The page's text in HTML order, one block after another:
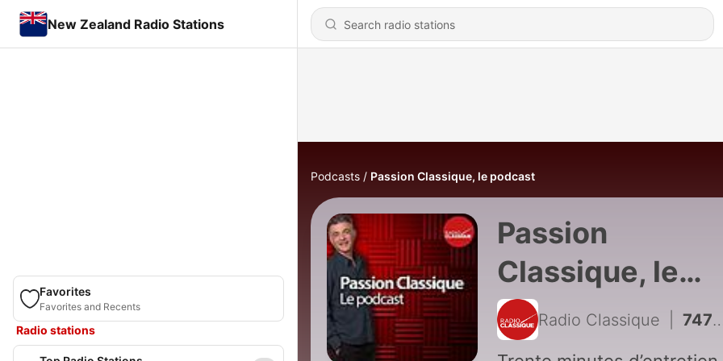
New Zealand Radio Stations
Favorites
Favorites and Recents
Radio stations
Podcasts Passion Classique, le podcast
Passion
Classique, le
podcast
Radio Classique 747 - Elsa Dreisig : la voix de demain